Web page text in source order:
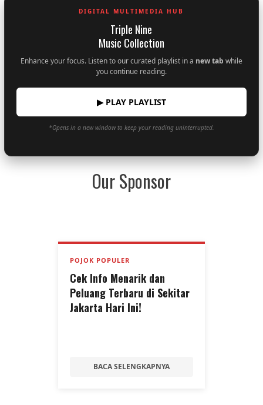
DIGITAL MULTIMEDIA HUB
Triple Nine
Music Collection
Enhance your focus. Listen to our curated playlist in a new tab while
you continue reading.
▶ PLAY PLAYLIST
*Opens in a new window to keep your reading uninterrupted.
Our Sponsor
POJOK POPULER
Cek Info Menarik dan
Peluang Terbaru di Sekitar
Jakarta Hari Ini!
BACA SELENGKAPNYA